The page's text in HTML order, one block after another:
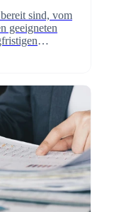
sind, vom
geeigneten